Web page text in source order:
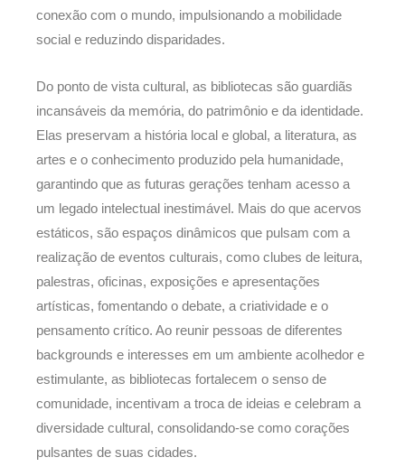
conexão com o mundo, impulsionando a mobilidade
social e reduzindo disparidades.
Do ponto de vista cultural, as bibliotecas são guardiãs
incansáveis da memória, do patrimônio e da identidade.
Elas preservam a história local e global, a literatura, as
artes e o conhecimento produzido pela humanidade,
garantindo que as futuras gerações tenham acesso a
um legado intelectual inestimável. Mais do que acervos
estáticos, são espaços dinâmicos que pulsam com a
realização de eventos culturais, como clubes de leitura,
palestras, oficinas, exposições e apresentações
artísticas, fomentando o debate, a criatividade e o
pensamento crítico. Ao reunir pessoas de diferentes
backgrounds e interesses em um ambiente acolhedor e
estimulante, as bibliotecas fortalecem o senso de
comunidade, incentivam a troca de ideias e celebram a
diversidade cultural, consolidando-se como corações
pulsantes de suas cidades.